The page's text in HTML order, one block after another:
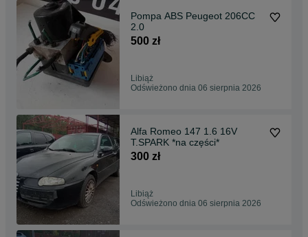
Pompa ABS Peugeot 206CC
2.0
500 zł
Libiąż
Odświeżono dnia 06 sierpnia 2026
Alfa Romeo 147 1.6 16V
T.SPARK *na części*
300 zł
Libiąż
Odświeżono dnia 06 sierpnia 2026